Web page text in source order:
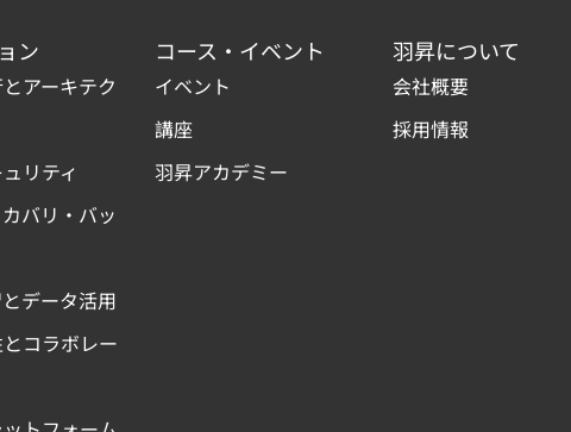
ン
アーキテク
リティ
バリ・バッ
データ活用
コラボレー
コース・イベント
イベント
講座
羽昇アカデミー
羽昇について
会社概要
採用情報